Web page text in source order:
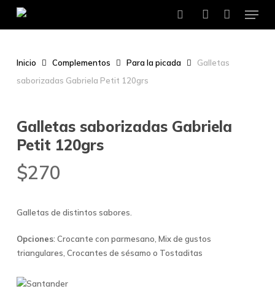
searchaccount
Menu
Inicio Complementos Para la picada
Galletas
saborizadas Gabriela Petit 120grs
Galletas saborizadas Gabriela
Petit 120grs
$270
Galletas de distintos sabores.
Opciones: Crocante con parmesano, Mix de gustos
triangulares, Crocantes de sésamo o Tostaditas